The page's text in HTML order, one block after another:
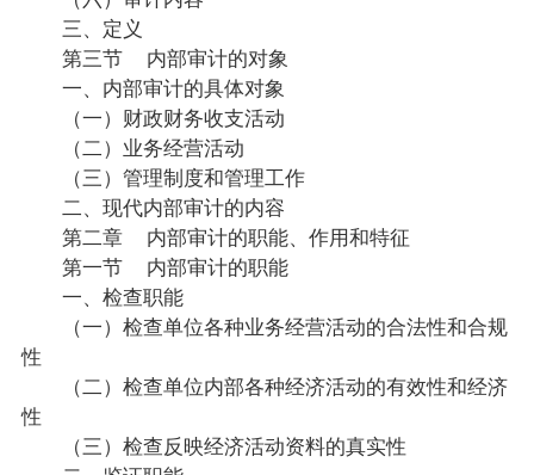
三、定义
第三节 内部审计的对象
一、内部审计的具体对象
（一）财政财务收支活动
（二）业务经营活动
（三）管理制度和管理工作
二、现代内部审计的内容
第二章 内部审计的职能、作用和特征
第一节 内部审计的职能
一、检查职能
（一）检查单位各种业务经营活动的合法性和合规
性
（二）检查单位内部各种经济活动的有效性和经济
性
（三）检查反映经济活动资料的真实性